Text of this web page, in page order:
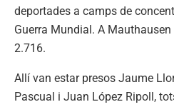
deportades a camps de
Guerra Mundial. A
2.716.
Allí van estar presos Jaume
Pascual i Juan López Ripoll,